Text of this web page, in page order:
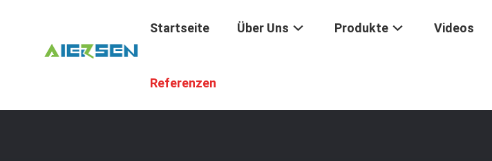
Startseite Über Uns Produkte Videos
Referenzen
690x250x185mm Für Die Leistung